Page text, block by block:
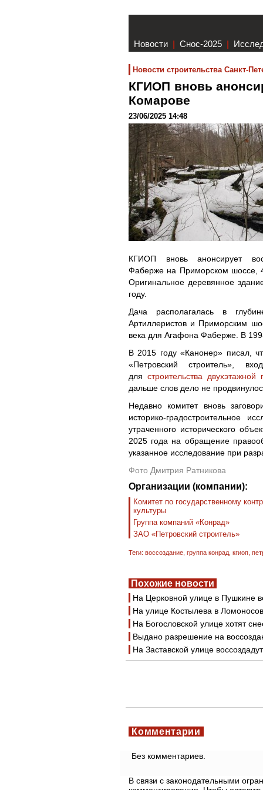
Новости | Снос-2025 |
Новости строительства Санкт-
КГИОП вновь
Комарове
23/06/2025 14:48
КГИОП вновь анонсирует
Фаберже на Приморском шоссе,
Оригинальное деревянное
году.
Дача располагалась в
Артиллеристов и Приморским
века для Агафона Фаберже. В
В 2015 году «Канонер» писал,
«Петровский строитель»,
для строительства двухэтажной
дальше слов дело не
Недавно комитет вновь
историко-градостроительное
утраченного исторического
2025 года на обращение
указанное исследование при
Фото Дмитрия Ратникова
Организации (компании):
Комитет по государственному
культуры
Группа компаний «Конрад»
ЗАО «Петровский строитель»
Теги: воссоздание группа конрад кгиоп
Похожие новости
На Церковной улице в Пушкине
На улице Костылева в
На Богословской улице хотят
Выдано разрешение на
На Заставской улице
Комментарии
Без комментариев.
В связи с законодательными